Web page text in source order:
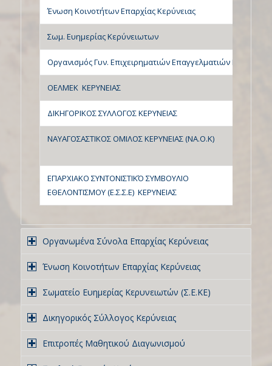
Ένωση Κοινοτήτων Επαρχίας Κερύνειας
Σωμ. Ευημερίας Κερύνειωτων
Οργανισμός Γυν. Επιχειρηματιών Επαγγελματιών Κερύνειας
ΟΕΛΜΕΚ ΚΕΡΥΝΕΙΑΣ
ΔΙΚΗΓΟΡΙΚΟΣ ΣΥΛΛΟΓΟΣ ΚΕΡΥΝΕΙΑΣ
ΝΑΥΑΓΟΣΑΣΤΙΚΟΣ ΟΜΙΛΟΣ ΚΕΡΥΝΕΙΑΣ (ΝΑ.Ο.Κ)
ΕΠΑΡΧΙΑΚΟ ΣΥΝΤΟΝΙΣΤΙΚΌ ΣΥΜΒΟΥΛΙΟ
ΕΘΕΛΟΝΤΙΣΜΟΥ (Ε.Σ.Σ.Ε) ΚΕΡΥΝΕΙΑΣ
Οργανωμένα Σύνολα Επαρχίας Κερύνειας
Ένωση Κοινοτήτων Επαρχίας Κερύνειας
Σωματείο Ευημερίας Κερυνειωτών (Σ.Ε.ΚΕ)
Δικηγορικός Σύλλογος Κερύνειας
Επιτροπές Μαθητικού Διαγωνισμού